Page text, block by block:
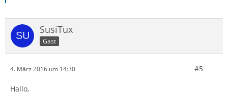
SusiTux
Gast
4. März 2016 um 14:30 #5
Hallo,